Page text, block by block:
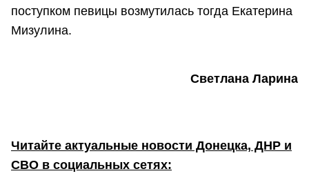
поступком певицы возмутилась тогда Екатерина
Мизулина.
Светлана Ларина
Читайте актуальные новости Донецка, ДНР и
СВО в социальных сетях: